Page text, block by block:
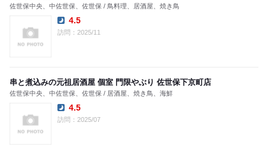
佐世保中央、中佐世保、佐世保 / 鳥料理、居酒屋、焼き鳥
Dinner:
4.5
訪問：2025/11
串と煮込みの元祖居酒屋 個室 門限やぶり 佐世保下京町店
佐世保中央、中佐世保、佐世保 / 居酒屋、焼き鳥、海鮮
Dinner:
4.5
訪問：2025/07